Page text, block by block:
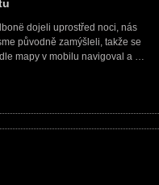
dojeli uprostřed noci, nás
původně zamýšleli, takže se
mapy v mobilu navigoval a …